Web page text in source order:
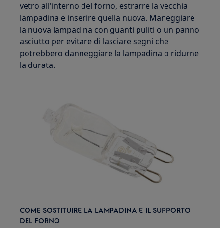
vetro all'interno del forno, estrarre la vecchia
lampadina e inserire quella nuova. Maneggiare
la nuova lampadina con guanti puliti o un panno
asciutto per evitare di lasciare segni che
potrebbero danneggiare la lampadina o ridurne
la durata.
COME SOSTITUIRE LA LAMPADINA E IL SUPPORTO
DEL FORNO